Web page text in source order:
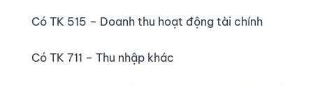
Có TK 515 – Doanh thu hoạt động tài chính
Có TK 711 – Thu nhập khác